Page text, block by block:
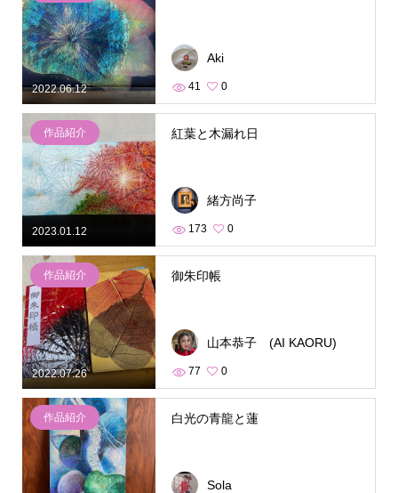
2022.06.12
Aki
41 0
作品紹介
2023.01.12
紅葉と木漏れ日
緒方尚子
173 0
作品紹介
2022.07.26
御朱印帳
山本恭子 (AI KAORU)
77 0
作品紹介 白光の青龍と蓮
Sola